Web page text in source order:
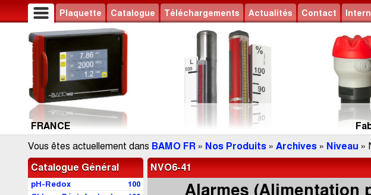
Plaquette Catalogue Téléchargements Actualités Contact
FRANCE
Vous êtes actuellement dans BAMO FR » Nos Produits » Archives » Niveau »
Catalogue Général
100
pH-Redox
NVO6-41
Alarmes (Alimentation